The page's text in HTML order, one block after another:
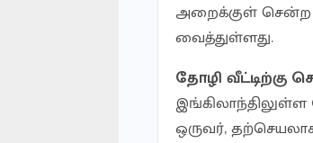
அறைக்குள் சென்ற
வைத்துள்ளது.
தோழி வீட்டிற்கு
இங்கிலாந்திலுள்ள
ஒருவர்,